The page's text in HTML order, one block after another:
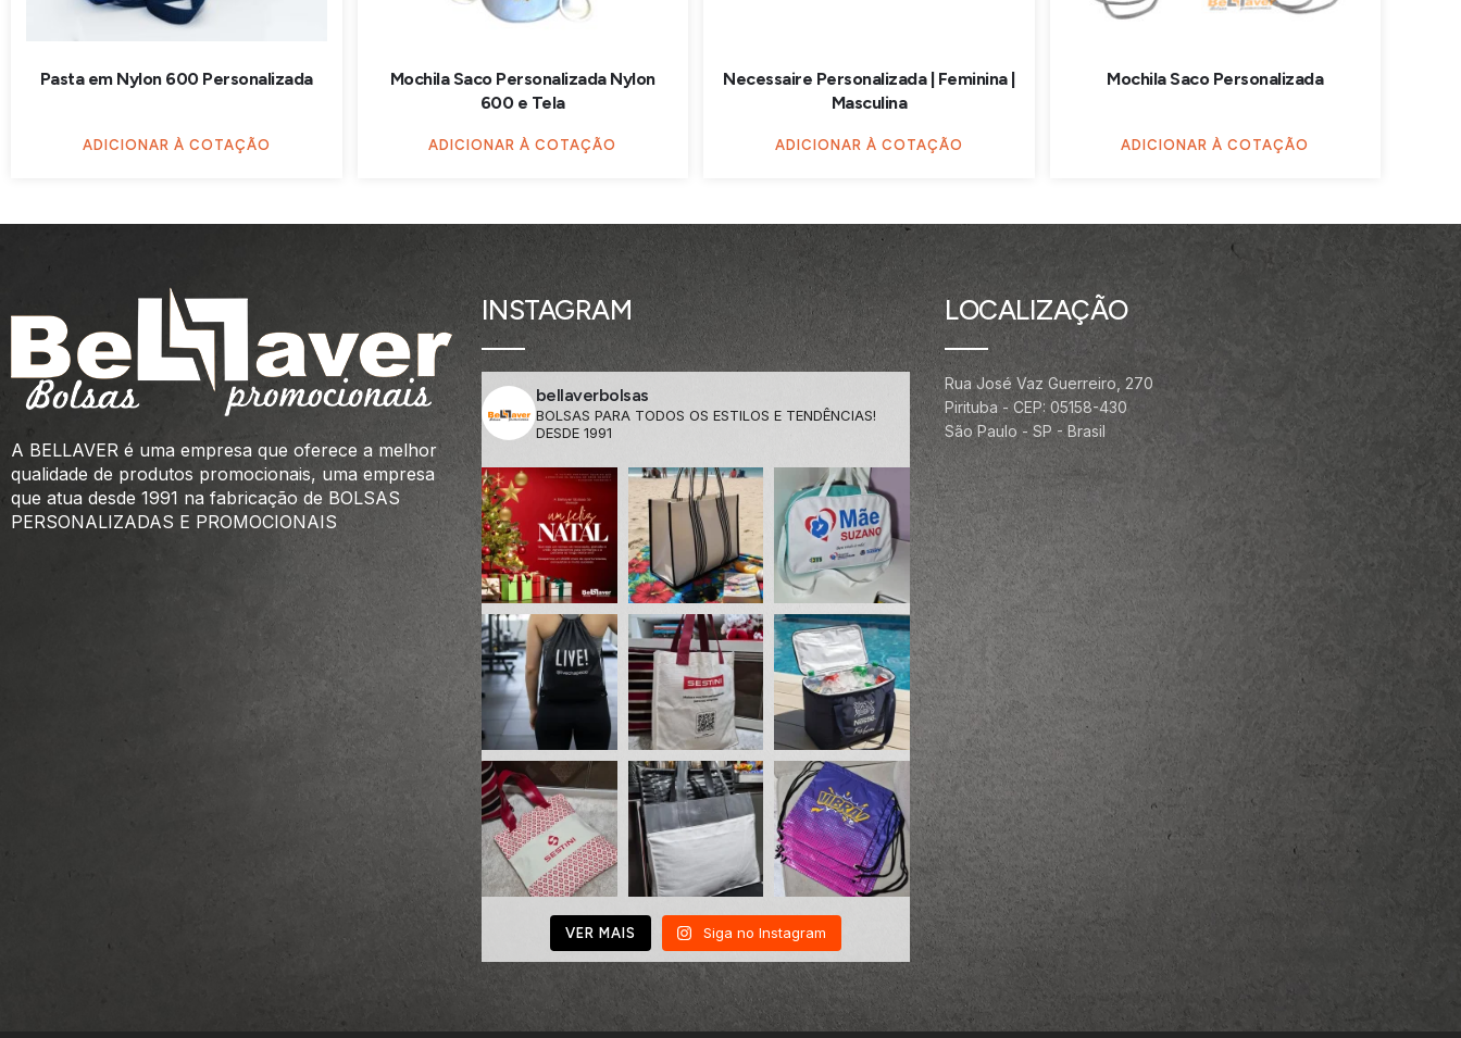
Pasta em Nylon 600 Personalizada
ADICIONAR À COTAÇÃO
Mochila Saco Personalizada Nylon
600 e Tela
ADICIONAR À COTAÇÃO
Necessaire Personalizada | Feminina |
Masculina
ADICIONAR À COTAÇÃO
Mochila Saco Personalizada
ADICIONAR À COTAÇÃO
A BELLAVER é uma empresa que oferece a melhor
qualidade de produtos promocionais, uma empresa
que atua desde 1991 na fabricação de BOLSAS
PERSONALIZADAS E PROMOCIONAIS
INSTAGRAM
bellaverbolsas
BOLSAS PARA TODOS OS ESTILOS E TENDÊNCIAS!
DESDE 1991
VER MAIS Siga no Instagram
LOCALIZAÇÃO
Rua José Vaz Guerreiro, 270
Pirituba - CEP: 05158-430
São Paulo - SP - Brasil